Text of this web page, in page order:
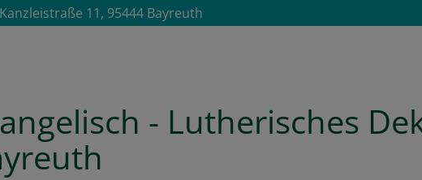
Kanzleistraße 11, 95444 Bayreuth
- Lutherisches